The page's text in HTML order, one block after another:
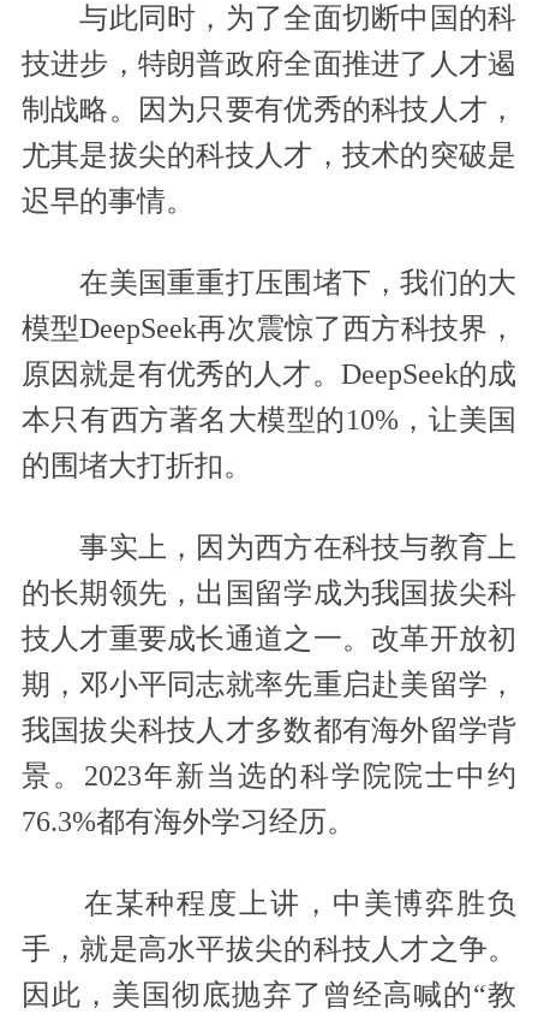
与此同时，为了全面切断中国的科
技进步，特朗普政府全面推进了人才遏
制战略。因为只要有优秀的科技人才，
尤其是拔尖的科技人才，技术的突破是
迟早的事情。
在美国重重打压围堵下，我们的大
模型DeepSeek再次震惊了西方科技界，
原因就是有优秀的人才。DeepSeek的成
本只有西方著名大模型的10%，让美国
的围堵大打折扣。
事实上，因为西方在科技与教育上
的长期领先，出国留学成为我国拔尖科
技人才重要成长通道之一。改革开放初
期，邓小平同志就率先重启赴美留学，
我国拔尖科技人才多数都有海外留学背
景。2023年新当选的科学院院士中约
76.3%都有海外学习经历。
在某种程度上讲，中美博弈胜负
手，就是高水平拔尖的科技人才之争。
因此，美国彻底抛弃了曾经高喊的“教